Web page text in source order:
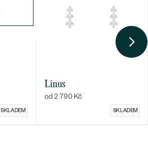
SKLADEM
Linus
od 2 790 Kč
SKLADEM